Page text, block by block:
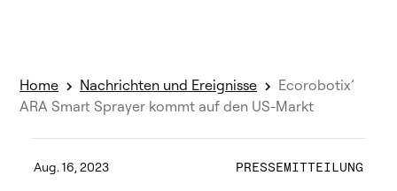
Home Nachrichten und Ereignisse
Ecorobotix’
ARA Smart Sprayer kommt auf den US-Markt
Aug. 16, 2023 PRESSEMITTEILUNG